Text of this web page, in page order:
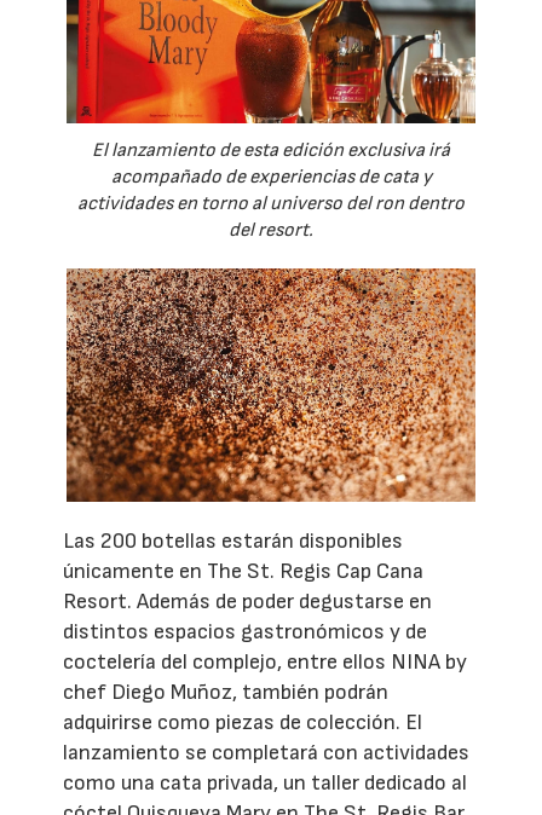
El lanzamiento de esta edición exclusiva irá
acompañado de experiencias de cata y
actividades en torno al universo del ron dentro
del resort.
Las 200 botellas estarán disponibles
únicamente en The St. Regis Cap Cana
Resort. Además de poder degustarse en
distintos espacios gastronómicos y de
coctelería del complejo, entre ellos NINA by
chef Diego Muñoz, también podrán
adquirirse como piezas de colección. El
lanzamiento se completará con actividades
como una cata privada, un taller dedicado al